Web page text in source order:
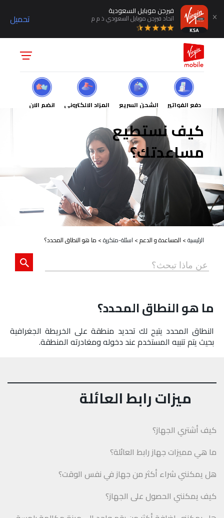
تحميل
فيرجن موبايل السعودية
اتحاد فيرجن موبايل السعودي ذ م م
دفع الفواتير الشحن السريع المزاد الالكتروني انضم الان
كيف نستطيع
مساعدتك؟
الرئيسية> المساعدة و الدعم> اسئلة-متكررة> ما هو النطاق المحدد؟
ما هو النطاق المحدد؟
النطاق المحدد يتيح لك تحديد منطقة على الخريطة الجغرافية
بحيث يتم تنبيه المستخدم عند دخوله ومغادرته المنطقة.
ميزات رابط العائلة
كيف أشتري الجهاز؟
ما هي مميزات جهاز رابط العائلة؟
هل يمكنني شراء أكثر من جهاز في نفس الوقت؟
كيف يمكنني الحصول على الجهاز؟